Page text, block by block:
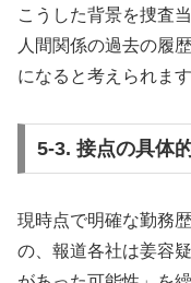
こうした背景を捜査
人間関係の過去の履
になると考えられます
5-3. 接点の具体
現時点で明確な勤務
の、報道各社は姜容